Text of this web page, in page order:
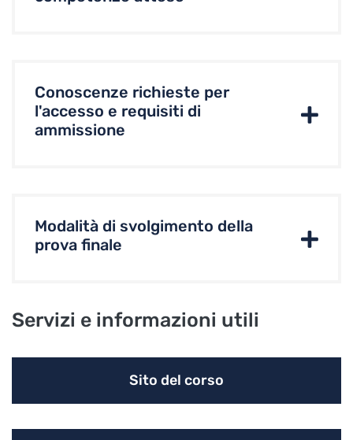
Conoscenze richieste per
l'accesso e requisiti di
ammissione
Modalità di svolgimento della
prova finale
Servizi e informazioni utili
Sito del corso